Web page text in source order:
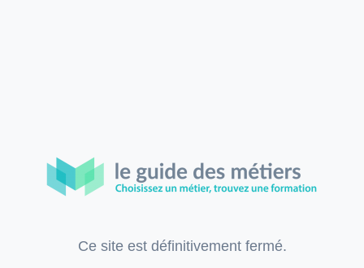
Ce site est définitivement fermé.